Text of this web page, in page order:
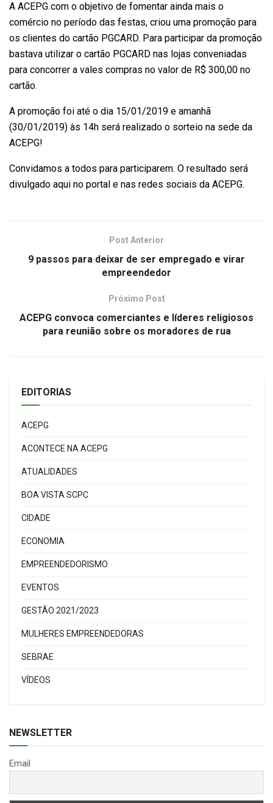
A ACEPG com o objetivo de fomentar ainda mais o
comércio no período das festas, criou uma promoção para
os clientes do cartão PGCARD. Para participar da promoção
bastava utilizar o cartão PGCARD nas lojas conveniadas
para concorrer a vales compras no valor de R$ 300,00 no
cartão.
A promoção foi até o dia 15/01/2019 e amanhã
(30/01/2019) às 14h será realizado o sorteio na sede da
ACEPG!
Convidamos a todos para participarem. O resultado será
divulgado aqui no portal e nas redes sociais da ACEPG.
Post Anterior
9 passos para deixar de ser empregado e virar
empreendedor
Próximo Post
ACEPG convoca comerciantes e líderes religiosos
para reunião sobre os moradores de rua
EDITORIAS
ACEPG
ACONTECE NA ACEPG
ATUALIDADES
BOA VISTA SCPC
CIDADE
ECONOMIA
EMPREENDEDORISMO
EVENTOS
GESTÃO 2021/2023
MULHERES EMPREENDEDORAS
SEBRAE
VÍDEOS
NEWSLETTER
Email